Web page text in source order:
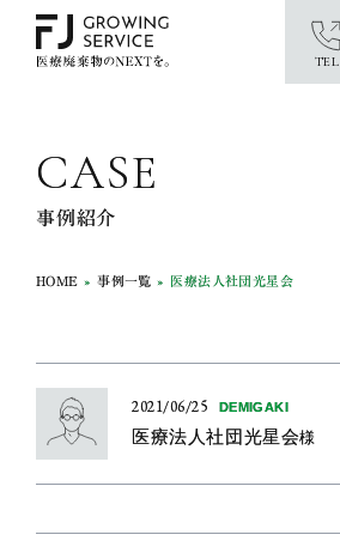
TEL
CASE
事例紹介
HOME »事例一覧 » 医療法人社団光星会
2021/06/25 DEMIGAKI
医療法人社団光星会様